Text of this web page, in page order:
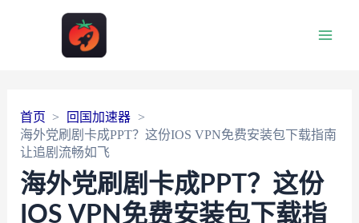
首页
回国加速器
海外党刷剧卡成PPT？这份IOS VPN免费安装包下载指南
让追剧流畅如飞
海外党刷剧卡成PPT？这份
IOS VPN免费安装包下载指